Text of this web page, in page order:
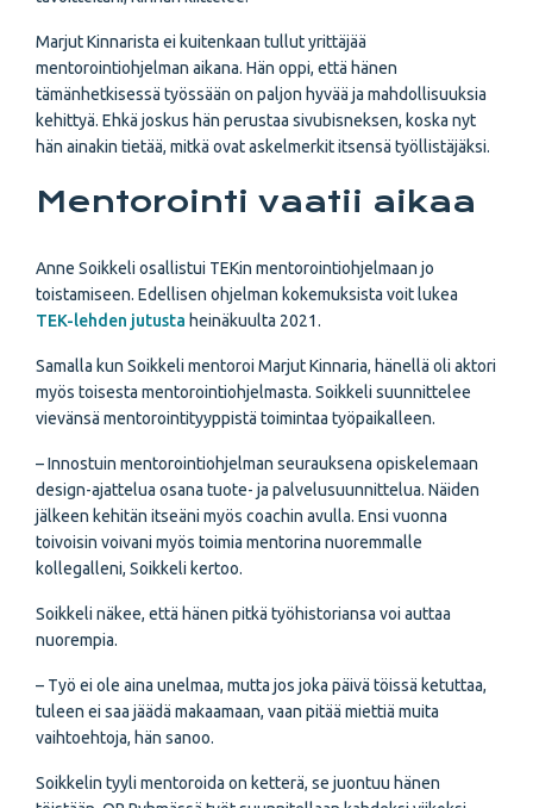
Marjut Kinnarista ei kuitenkaan tullut yrittäjää
mentorointiohjelman aikana. Hän oppi, että hänen
tämänhetkisessä työssään on paljon hyvää ja mahdollisuuksia
kehittyä. Ehkä joskus hän perustaa sivubisneksen, koska nyt
hän ainakin tietää, mitkä ovat askelmerkit itsensä työllistäjäksi.
Mentorointi vaatii aikaa
Anne Soikkeli osallistui TEKin mentorointiohjelmaan jo
toistamiseen. Edellisen ohjelman kokemuksista voit lukea
TEK-lehden jutusta heinäkuulta 2021.
Samalla kun Soikkeli mentoroi Marjut Kinnaria, hänellä oli aktori
myös toisesta mentorointiohjelmasta. Soikkeli suunnittelee
vievänsä mentorointityyppistä toimintaa työpaikalleen.
– Innostuin mentorointiohjelman seurauksena opiskelemaan
design-ajattelua osana tuote- ja palvelusuunnittelua. Näiden
jälkeen kehitän itseäni myös coachin avulla. Ensi vuonna
toivoisin voivani myös toimia mentorina nuoremmalle
kollegalleni, Soikkeli kertoo.
Soikkeli näkee, että hänen pitkä työhistoriansa voi auttaa
nuorempia.
– Työ ei ole aina unelmaa, mutta jos joka päivä töissä ketuttaa,
tuleen ei saa jäädä makaamaan, vaan pitää miettiä muita
vaihtoehtoja, hän sanoo.
Soikkelin tyyli mentoroida on ketterä, se juontuu hänen